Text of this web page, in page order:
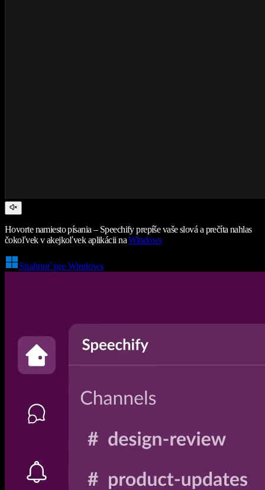
Hovorte namiesto písania – Speechify prepíše vaše slová a prečíta nahlas
čokoľvek v akejkoľvek aplikácii naWindows
Stiahnuť pre Windows